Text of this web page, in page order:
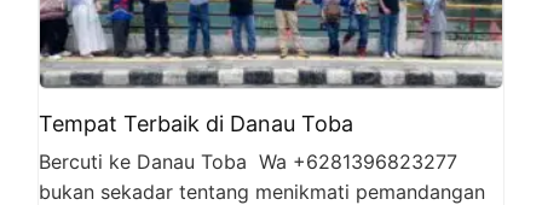
Tempat Terbaik di Danau Toba
Bercuti ke Danau Toba Wa +6281396823277
bukan sekadar tentang menikmati pemandangan